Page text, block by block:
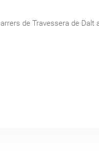
de Travessera de Dalt